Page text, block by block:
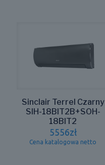
Sinclair Terrel Czarny
SIH-18BIT2B+SOH-
18BIT2
5556zł
Cena katalogowa netto